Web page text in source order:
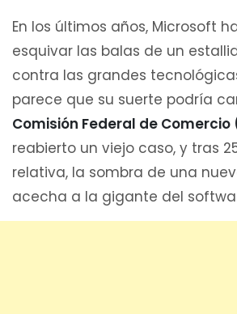
En los últimos años, Microsoft
esquivar las balas de un
contra las grandes
parece que su suerte podría
Comisión Federal de Comercio
reabierto un viejo caso, y tras
relativa, la sombra de una
acecha a la gigante del